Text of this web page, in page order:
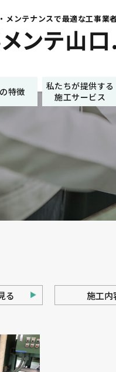
メンテナンスで最適な工事業
特徴
私たちが提供する
施工サービス
る 施⼯内